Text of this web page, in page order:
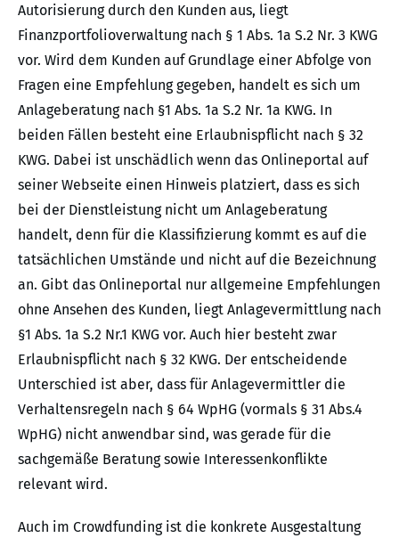
Autorisierung durch den Kunden aus, liegt
Finanzportfolioverwaltung nach § 1 Abs. 1a S.2 Nr. 3 KWG
vor. Wird dem Kunden auf Grundlage einer Abfolge von
Fragen eine Empfehlung gegeben, handelt es sich um
Anlageberatung nach §1 Abs. 1a S.2 Nr. 1a KWG. In
beiden Fällen besteht eine Erlaubnispflicht nach § 32
KWG. Dabei ist unschädlich wenn das Onlineportal auf
seiner Webseite einen Hinweis platziert, dass es sich
bei der Dienstleistung nicht um Anlageberatung
handelt, denn für die Klassifizierung kommt es auf die
tatsächlichen Umstände und nicht auf die Bezeichnung
an. Gibt das Onlineportal nur allgemeine Empfehlungen
ohne Ansehen des Kunden, liegt Anlagevermittlung nach
§1 Abs. 1a S.2 Nr.1 KWG vor. Auch hier besteht zwar
Erlaubnispflicht nach § 32 KWG. Der entscheidende
Unterschied ist aber, dass für Anlagevermittler die
Verhaltensregeln nach § 64 WpHG (vormals § 31 Abs.4
WpHG) nicht anwendbar sind, was gerade für die
sachgemäße Beratung sowie Interessenkonflikte
relevant wird.
Auch im Crowdfunding ist die konkrete Ausgestaltung